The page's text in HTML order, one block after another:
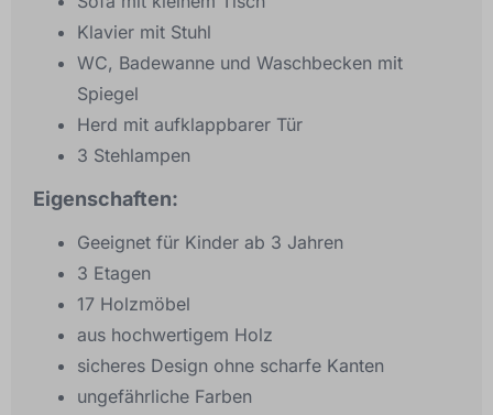
Klavier mit Stuhl
WC, Badewanne und Waschbecken mit
Spiegel
Herd mit aufklappbarer Tür
3 Stehlampen
Eigenschaften:
Geeignet für Kinder ab 3 Jahren
3 Etagen
17 Holzmöbel
aus hochwertigem Holz
sicheres Design ohne scharfe Kanten
ungefährliche Farben